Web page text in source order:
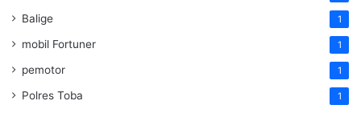
Balige 1
mobil Fortuner 1
pemotor 1
Polres Toba 1